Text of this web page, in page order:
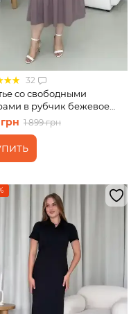
32
со свободными
в рубчик бежевое
Реджо 700001582
2XL-3XL
1 899 грн